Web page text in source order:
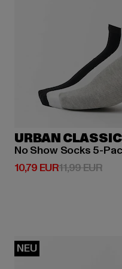
URBAN
No Show Socks 5-
10,79 EUR
Derzeitiger Preis: 10,79
11,99 EUR
NEU